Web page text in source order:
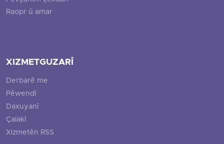
Raopr û amar
XIZMETGUZARÎ
Derbarê me
Pêwendî
Daxuyanî
Çalakî
Xizmetên RSS